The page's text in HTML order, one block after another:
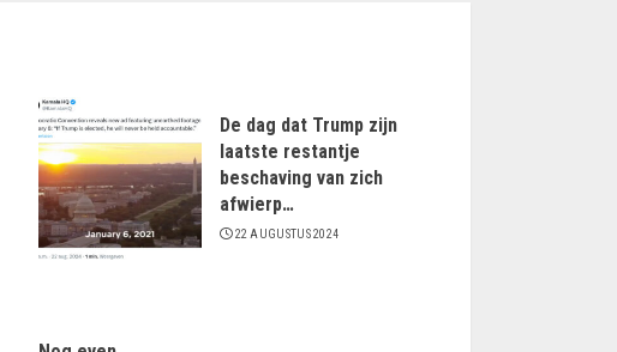
De dag dat Trump zijn
laatste restantje
beschaving van zich
afwierp…
22 AUGUSTUS 2024